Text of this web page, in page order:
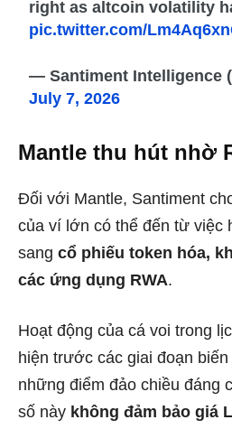
right as altcoin volatility
pic.twitter.com/
— Santiment Intelligence
July 7, 2026
Mantle thu hút nhờ
Đối với Mantle, Santiment
của ví lớn có thể đến từ việc
sang cổ phiếu token hóa,
các ứng dụng RWA.
Hoạt động của cá voi trong
hiện trước các giai đoạn
những điểm đảo chiều đáng
số này không đảm bảo giá